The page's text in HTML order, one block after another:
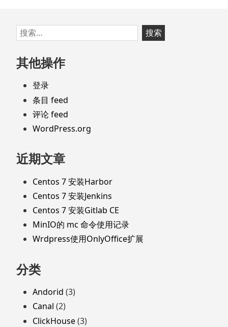
跳
至
页
脚
搜
索：
其他操作
登录
条目 feed
评论 feed
WordPress.org
近期文章
Centos 7 安装Harbor
Centos 7 安装Jenkins
Centos 7 安装Gitlab CE
MinIO的 mc 命令使用记录
Wrdpress使用OnlyOffice扩展
分类
Andorid (3)
Canal (2)
ClickHouse(3)